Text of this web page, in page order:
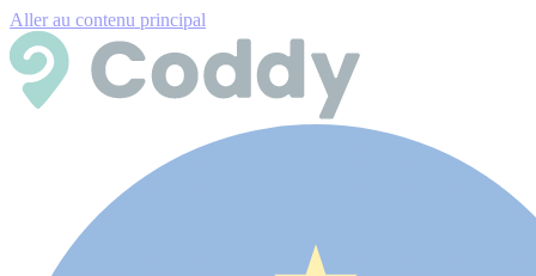
Aller au contenu principal